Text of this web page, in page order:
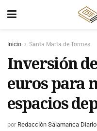
Inicio Santa Marta de Tormes
Inversión
euros para
espacios
por Redacción Salamanca Diario